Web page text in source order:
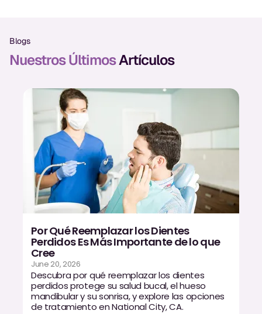
Tratamiento Periodontal
Tratamiento de Conducto
Protectores Bucales Deportivos
RESTAURATIVO
All-on-4
All-on-6
Coronas y Fundas
Puentes Dentales
Empastes Dentales
Dentaduras
Blogs
Nuestros ÚltimosArtículos
Por Qué Reemplazar los Dientes
Perdidos Es Más Importante de lo que
Cree
June 20, 2026
Descubra por qué reemplazar los dientes
perdidos protege su salud bucal, el hueso
mandibular y su sonrisa, y explore las opciones
de tratamiento en National City, CA.